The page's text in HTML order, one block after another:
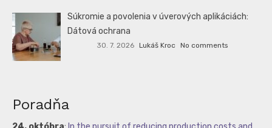
Súkromie a povolenia v úverových aplikáciách:
Dátová ochrana
30. 7. 2026 Lukáš Kroc No comments
Poradňa